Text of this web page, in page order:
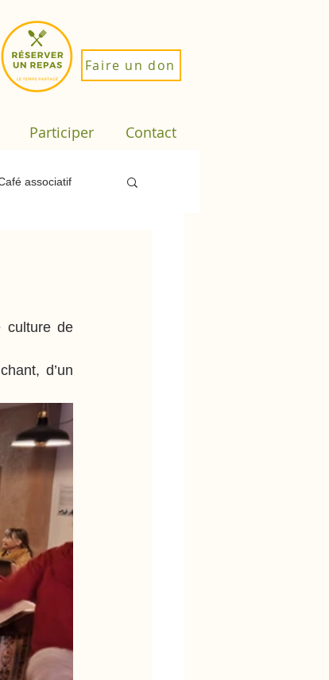
Faire un don
Participer Contact
associatif
culture de
d’un